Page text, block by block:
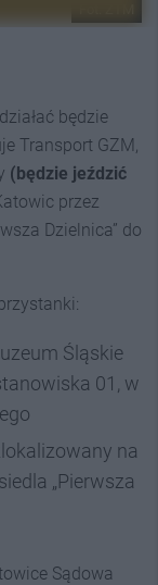
będzie
Transport GZM,
(będzie jeździć
przez
Dzielnica” do
Śląskie
01, w
na
„Pierwsza
Sądowa